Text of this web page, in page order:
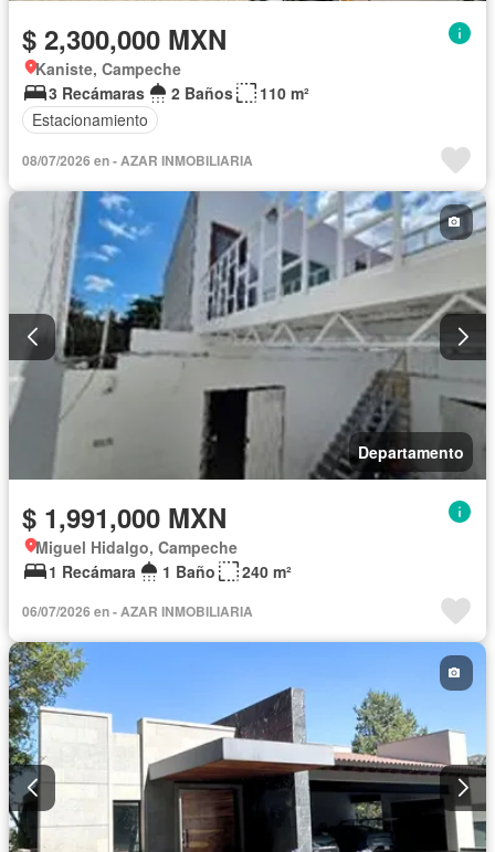
$ 2,300,000 MXN
Kaniste, Campeche
3 Recámaras
2 Baños
110 m²
Estacionamiento
08/07/2026 en - AZAR INMOBILIARIA
Departamento
$ 1,991,000 MXN
Miguel Hidalgo, Campeche
1 Recámara
1 Baño 240 m²
06/07/2026 en - AZAR INMOBILIARIA